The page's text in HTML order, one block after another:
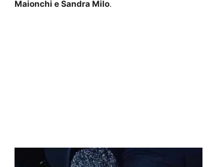
Maionchi e Sandra Milo.